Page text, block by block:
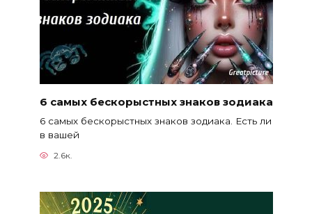
6 самых бескорыстных знаков зодиака
6 самых бескорыстных знаков зодиака. Есть ли
в вашей
2.6к.